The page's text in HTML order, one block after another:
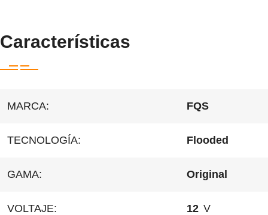
Características
MARCA: FQS
TECNOLOGÍA: Flooded
GAMA: Original
VOLTAJE: 12 V